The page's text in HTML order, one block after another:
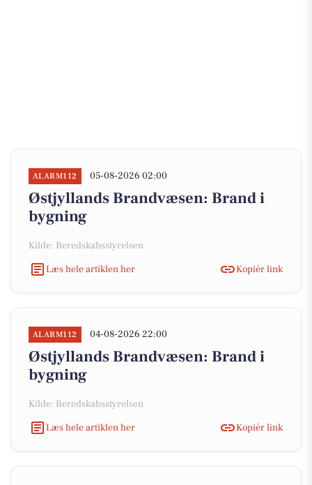
ALARM112 05-08-2026 02:00
Østjyllands Brandvæsen: Brand i
bygning
Kilde: Beredskabsstyrelsen
Læs hele artiklen her
Kopiér link
ALARM112 04-08-2026 22:00
Østjyllands Brandvæsen: Brand i
bygning
Kilde: Beredskabsstyrelsen
Læs hele artiklen her
Kopiér link